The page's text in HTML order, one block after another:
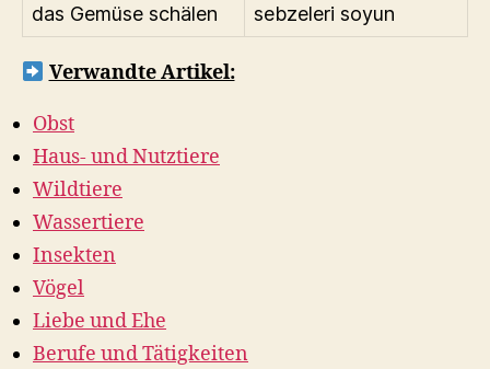
das Gemüse schälen
sebzeleri soyun
Verwandte Artikel:
Obst
Haus- und Nutztiere
Wildtiere
Wassertiere
Insekten
Vögel
Liebe und Ehe
Berufe und Tätigkeiten